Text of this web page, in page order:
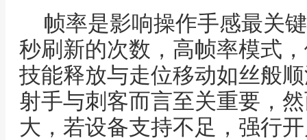
帧率是影响操作手感最关
秒刷新的次数，高帧率模式
技能释放与走位移动如丝般
射手与刺客而言至关重要，
大，若设备支持不足，强行